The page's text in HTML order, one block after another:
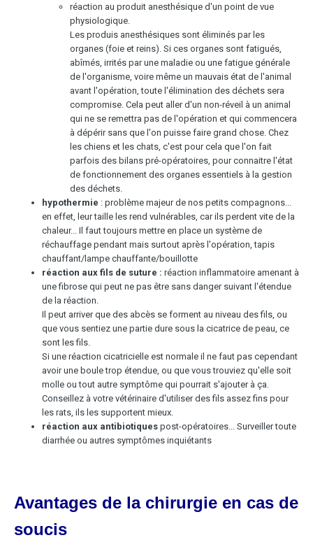
réaction au produit anesthésique d'un point de vue
physiologique.
Les produis anesthésiques sont éliminés par les
organes (foie et reins). Si ces organes sont fatigués,
abîmés, irrités par une maladie ou une fatigue générale
de l'organisme, voire même un mauvais état de l'animal
avant l'opération, toute l'élimination des déchets sera
compromise. Cela peut aller d'un non-réveil à un animal
qui ne se remettra pas de l'opération et qui commencera
à dépérir sans que l'on puisse faire grand chose. Chez
les chiens et les chats, c'est pour cela que l'on fait
parfois des bilans pré-opératoires, pour connaitre l'état
de fonctionnement des organes essentiels à la gestion
des déchets.
hypothermie : problème majeur de nos petits compagnons...
en effet, leur taille les rend vulnérables, car ils perdent vite de la
chaleur... Il faut toujours mettre en place un système de
réchauffage pendant mais surtout après l'opération, tapis
chauffant/lampe chauffante/bouillotte
réaction aux fils de suture : réaction inflammatoire amenant à
une fibrose qui peut ne pas être sans danger suivant l'étendue
de la réaction.
Il peut arriver que des abcès se forment au niveau des fils, ou
que vous sentiez une partie dure sous la cicatrice de peau, ce
sont les fils.
Si une réaction cicatricielle est normale il ne faut pas cependant
avoir une boule trop étendue, ou que vous trouviez qu'elle soit
molle ou tout autre symptôme qui pourrait s'ajouter à ça.
Conseillez à votre vétérinaire d'utiliser des fils assez fins pour
les rats, ils les supportent mieux.
réaction aux antibiotiques post-opératoires... Surveiller toute
diarrhée ou autres symptômes inquiétants
Avantages de la chirurgie en cas de
soucis